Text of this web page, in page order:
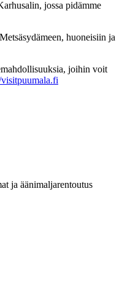
jossa pidämme
huoneisiin ja
joihin voit
ja äänimaljarentoutus